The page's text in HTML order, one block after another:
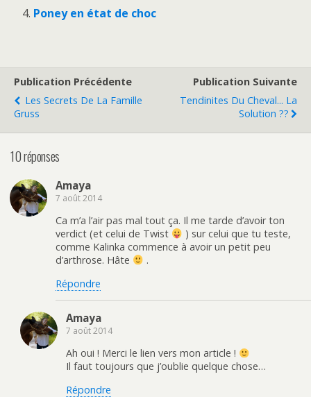
Poney en état de choc
Publication Précédente
Les Secrets De La Famille
Gruss
Publication Suivante
Tendinites Du Cheval... La
Solution ??
10 réponses
Amaya
7 août 2014
Ca m’a l’air pas mal tout ça. Il me tarde d’avoir ton
verdict (et celui de Twist
) sur celui que tu teste,
comme Kalinka commence à avoir un petit peu
d’arthrose. Hâte
.
Répondre
Amaya
7 août 2014
Ah oui ! Merci le lien vers mon article !
Il faut toujours que j’oublie quelque chose…
Répondre